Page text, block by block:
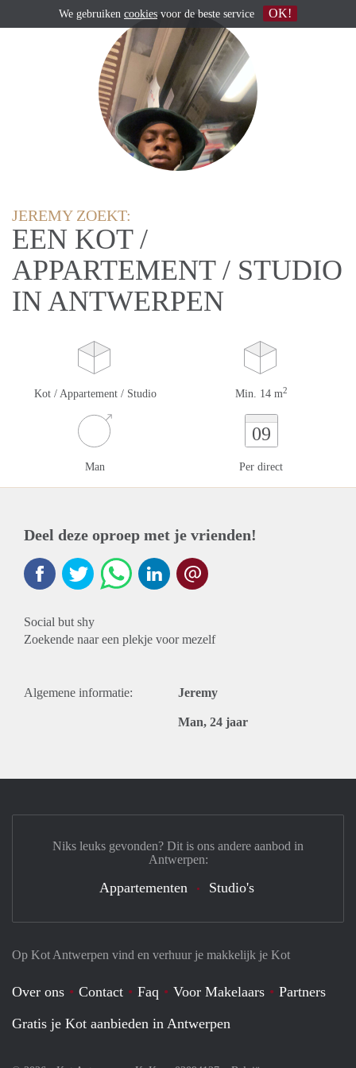
JEREMY ZOEKT:
EEN KOT /
APPARTEMENT / STUDIO
IN ANTWERPEN
Kot / Appartement / Studio Min. 14 m2
Man
09
Per direct
Deel deze oproep met je vrienden!
Social but shy
Zoekende naar een plekje voor mezelf
Algemene informatie: Jeremy
Man, 24 jaar
Op Kot Antwerpen vind en verhuur je makkelijk je Kot
Over ons Contact Faq Voor Makelaars
Partners
Gratis je Kot aanbieden in Antwerpen
Niks leuks gevonden? Dit is ons andere aanbod in
Antwerpen:
Appartementen Studio's
We gebruiken cookies voor de beste service OK!